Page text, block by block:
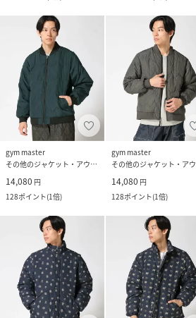
gym master
その他のジャケット・アウター
14,080 円
128ポイント(1倍)
gym master
14,080 円
128ポイント(1倍)